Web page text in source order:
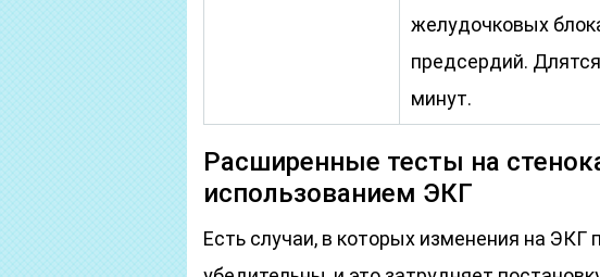
желудочковых
предсердий.
минут.
Расширенные тесты на
использованием ЭКГ
Есть случаи, в которых изменения на ЭКГ